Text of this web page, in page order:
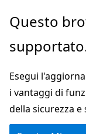
Ignora
passa
contenuto
principale
Questo
Esegui
i vantaggi di
della sicurezza